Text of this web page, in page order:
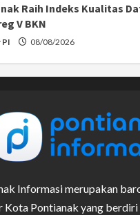
Raih Indeks Kualitas
V BKN
PI 08/08/2026
Informasi merupakan
Kota Pontianak yang berdiri